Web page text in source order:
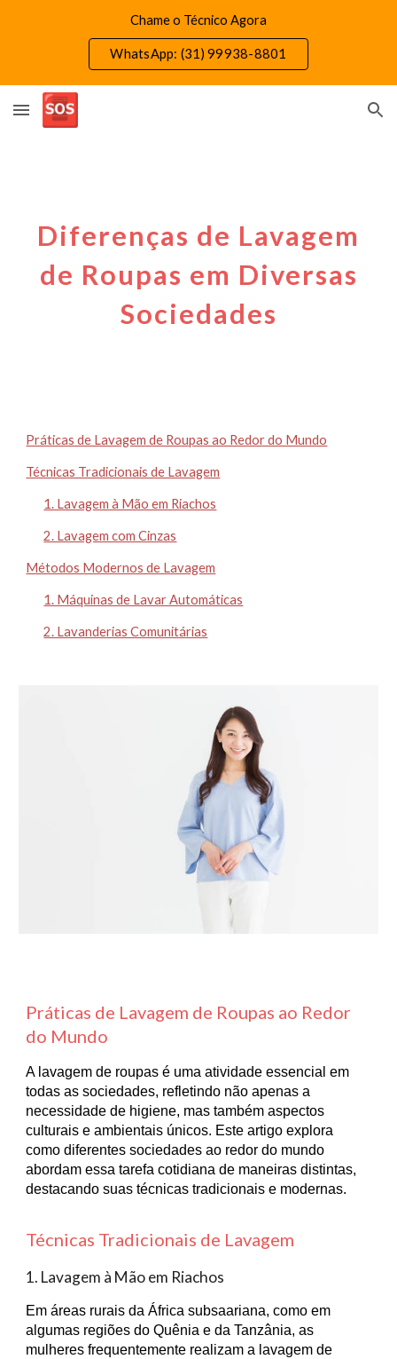
Chame o Técnico Agora
WhatsApp: (31) 99938-8801
Diferenças de Lavagem
de Roupas em Diversas
Sociedades
Práticas de Lavagem de Roupas ao Redor do Mundo
Técnicas Tradicionais de Lavagem
1. Lavagem à Mão em Riachos
2. Lavagem com Cinzas
Métodos Modernos de Lavagem
1. Máquinas de Lavar Automáticas
2. Lavanderias Comunitárias
Práticas de Lavagem de Roupas ao Redor
do Mundo
A lavagem de roupas é uma atividade essencial em
todas as sociedades, refletindo não apenas a
necessidade de higiene, mas também aspectos
culturais e ambientais únicos. Este artigo explora
como diferentes sociedades ao redor do mundo
abordam essa tarefa cotidiana de maneiras distintas,
destacando suas técnicas tradicionais e modernas.
Técnicas Tradicionais de Lavagem
1. Lavagem à Mão em Riachos
Em áreas rurais da África subsaariana, como em
algumas regiões do Quênia e da Tanzânia, as
mulheres frequentemente realizam a lavagem de